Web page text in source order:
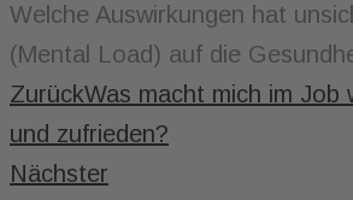
Welche Auswirkungen hat
(Mental Load) auf die
ZurückWas macht mich im Job
und zufrieden?
Nächster